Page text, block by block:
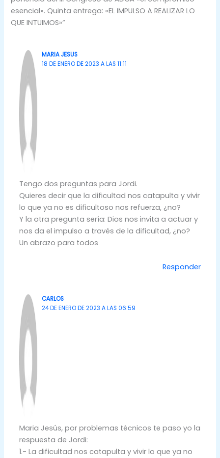
esencial». Quinta entrega: «EL IMPULSO A REALIZAR LO
QUE INTUIMOS»”
MARIA JESUS
18 DE ENERO DE 2023 A LAS 11:11
Tengo dos preguntas para Jordi.
Quieres decir que la dificultad nos catapulta y vivir
lo que ya no es dificultoso nos refuerza, ¿no?
Y la otra pregunta sería: Dios nos invita a actuar y
nos da el impulso a través de la dificultad, ¿no?
Un abrazo para todos
Responder
CARLOS
24 DE ENERO DE 2023 A LAS 06:59
Maria Jesús, por problemas técnicos te paso yo la
respuesta de Jordi:
1.- La dificultad nos catapulta y vivir lo que ya no